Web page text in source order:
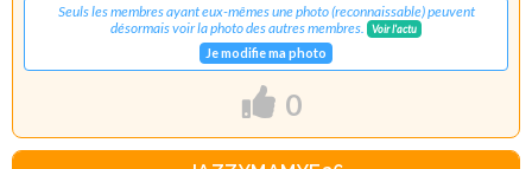
Seuls les membres ayant eux-mêmes une photo (reconnaissable) peuvent
désormais voir la photo des autres membres.
Voir l'actu
Je modifie ma photo
0